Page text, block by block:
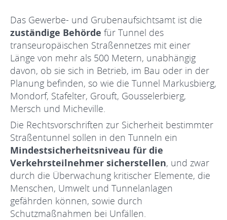
Das Gewerbe- und Grubenaufsichtsamt ist die
zuständige Behörde für Tunnel des
transeuropäischen Straßennetzes mit einer
Länge von mehr als 500 Metern, unabhängig
davon, ob sie sich in Betrieb, im Bau oder in der
Planung befinden, so wie die Tunnel Markusbierg,
Mondorf, Stafelter, Grouft, Gousselerbierg,
Mersch und Micheville.
Die Rechtsvorschriften zur Sicherheit bestimmter
Straßentunnel sollen in den Tunneln ein
Mindestsicherheitsniveau für die
Verkehrsteilnehmer sicherstellen, und zwar
durch die Überwachung kritischer Elemente, die
Menschen, Umwelt und Tunnelanlagen
gefährden können, sowie durch
Schutzmaßnahmen bei Unfällen.